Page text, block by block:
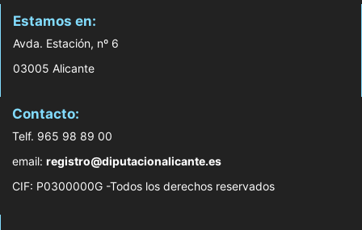
Estamos en:
Avda. Estación, nº 6
03005 Alicante
Contacto:
Telf. 965 98 89 00
email: registro@diputacionalicante.es
CIF: P0300000G -Todos los derechos reservados